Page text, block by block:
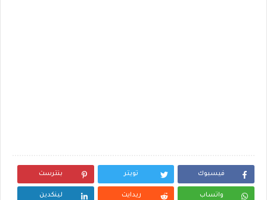
فيسبوك تويتر بنترست
واتساب ريدايت لينكدين